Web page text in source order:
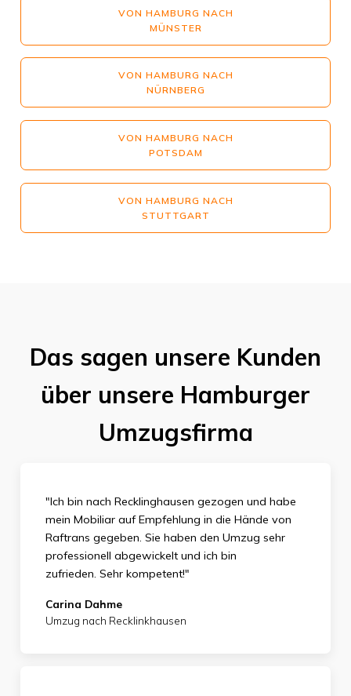
VON HAMBURG NACH
MÜNSTER
VON HAMBURG NACH
NÜRNBERG
VON HAMBURG NACH
POTSDAM
VON HAMBURG NACH
STUTTGART
Das sagen unsere Kunden
über unsere Hamburger
Umzugsfirma
"Ich bin nach Recklinghausen gezogen und habe
mein Mobiliar auf Empfehlung in die Hände von
Raftrans gegeben. Sie haben den Umzug sehr
professionell abgewickelt und ich bin
zufrieden. Sehr kompetent!"
Carina Dahme
Umzug nach Recklinkhausen